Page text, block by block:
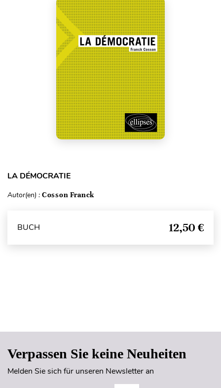
LA DÉMOCRATIE
Autor(en) : Cosson Franck
BUCH 12,50 €
Verpassen Sie keine Neuheiten
Melden Sie sich für unseren Newsletter an